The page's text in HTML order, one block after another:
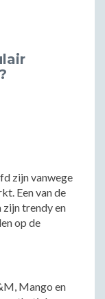
zijn vanwege
Een van de
zijn trendy en
op de
Mango en